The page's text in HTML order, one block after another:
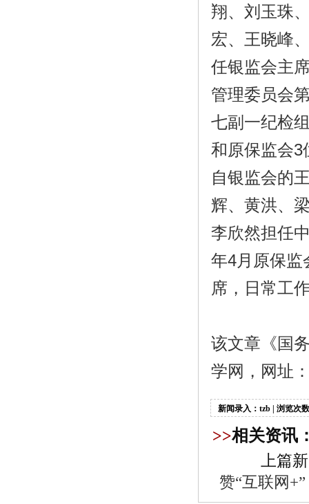
翔、刘玉珠
宏、王晓峰
任银监会主
管理委员会
七副一纪检
和原保监会3
自银监会的
辉、黄洪、
李欣然担任
年4月原保监
席，日常工
该文章《国
学网，网址
新闻录入：tzb | 浏览次
>>相关资讯
上篇
赞“互联网+”